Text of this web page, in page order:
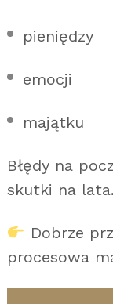
pieniędzy
emocji
majątku
Błędy na
skutki na lata.
Dobrze
procesowa